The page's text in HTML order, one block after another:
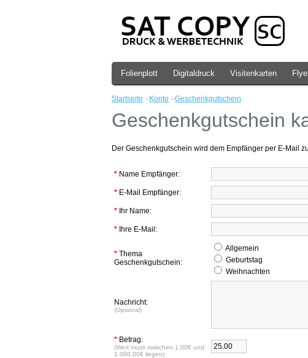
Folienplott Digitaldruck Visitenkarten
Startseite » Konto »Geschenkgutschein
Geschenkgutschein
Der Geschenkgutschein wird dem Empfänger per E-Mail
* Name Empfänger:
* E-Mail Empfänger:
* Ihr Name:
* Ihre E-Mail:
* Thema
Geschenkgutschein:
Allgemein
Geburtstag
Weihnachten
Nachricht:
(Optional)
* Betrag:
(Wert muss zwischen 1,00€ und
1.000,00€ liegen)